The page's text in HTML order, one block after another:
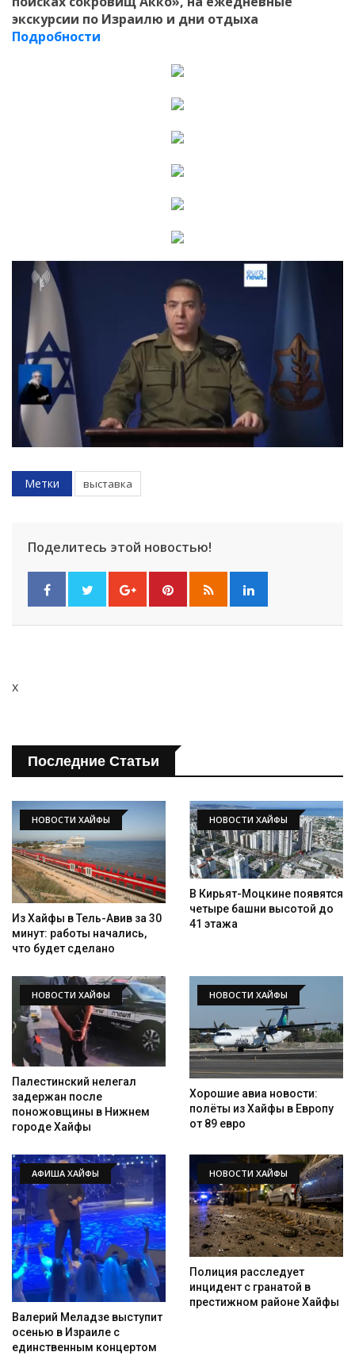
экскурсии по Израилю и дни отдыха
Подробности
Метки выставка
Поделитесь этой новостью!
x
Последние Статьи
НОВОСТИ ХАЙФЫ
Из Хайфы в Тель-Авив за 30
минут: работы начались,
что будет сделано
НОВОСТИ ХАЙФЫ
В Кирьят-Моцкине появятся
четыре башни высотой до
41 этажа
НОВОСТИ ХАЙФЫ
Палестинский нелегал
задержан после
поножовщины в Нижнем
городе Хайфы
НОВОСТИ ХАЙФЫ
Хорошие авиа новости:
полёты из Хайфы в Европу
от 89 евро
АФИША ХАЙФЫ
Валерий Меладзе выступит
осенью в Израиле с
единственным концертом
НОВОСТИ ХАЙФЫ
Полиция расследует
инцидент с гранатой в
престижном районе Хайфы